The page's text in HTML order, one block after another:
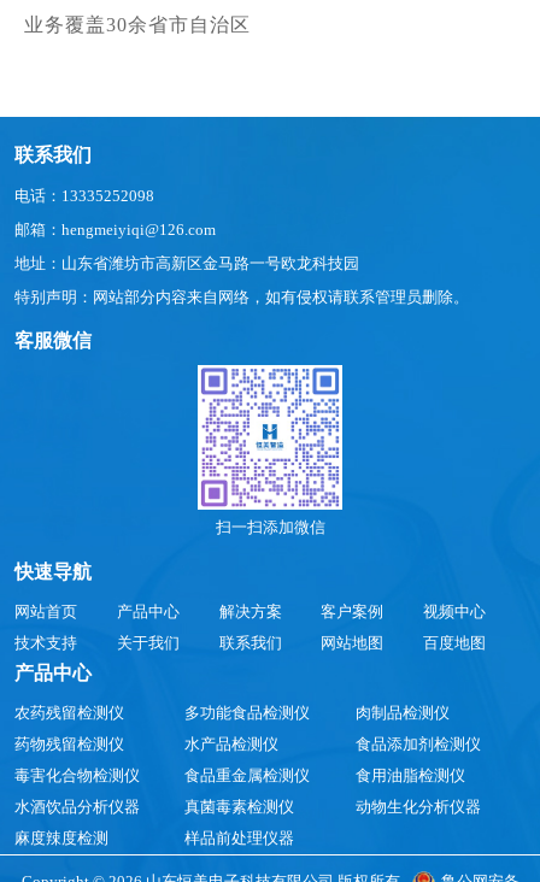
业务覆盖30余省市自治区
联系我们
电话：13335252098
邮箱：hengmeiyiqi@126.com
地址：山东省潍坊市高新区金马路一号欧龙科技园
特别声明：网站部分内容来自网络，如有侵权请联系管理员删除。
客服微信
扫一扫添加微信
快速导航
网站首页 产品中心 解决方案 客户案例
视频中心
技术支持
关于我们 联系我们 网站地图 百度地图
产品中心
农药残留检测仪 多功能食品检测仪
肉制品检测仪
药物残留检测仪
水产品检测仪
食品添加剂检测仪
毒害化合物检测仪
食品重金属检测仪
食用油脂检测仪
水酒饮品分析仪器
真菌毒素检测仪
动物生化分析仪器
麻度辣度检测
样品前处理仪器